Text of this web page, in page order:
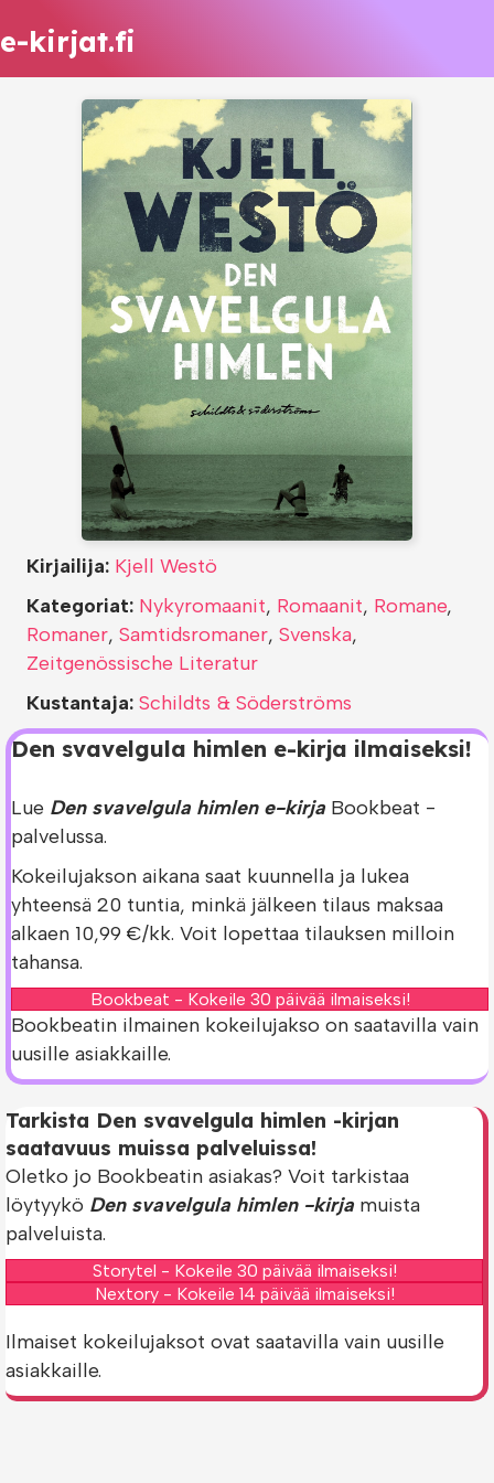
e-kirjat.fi
Den svavelgula himlen e-kirja ilmaiseksi!
Lue Den svavelgula himlen e-kirja Bookbeat -
palvelussa.
Kokeilujakson aikana saat kuunnella ja lukea
yhteensä 20 tuntia, minkä jälkeen tilaus maksaa
alkaen 10,99 €/kk. Voit lopettaa tilauksen milloin
tahansa.
Bookbeat - Kokeile 30 päivää ilmaiseksi!
Bookbeatin ilmainen kokeilujakso on saatavilla vain
uusille asiakkaille.
Kirjailija: Kjell Westö
Kategoriat: Nykyromaanit, Romaanit, Romane,
Romaner, Samtidsromaner, Svenska,
Zeitgenössische Literatur
Kustantaja: Schildts & Söderströms
Tarkista Den svavelgula himlen -kirjan
saatavuus muissa palveluissa!
Oletko jo Bookbeatin asiakas? Voit tarkistaa
löytyykö Den svavelgula himlen -kirja muista
palveluista.
Storytel - Kokeile 30 päivää ilmaiseksi!
Nextory - Kokeile 14 päivää ilmaiseksi!
Ilmaiset kokeilujaksot ovat saatavilla vain uusille
asiakkaille.